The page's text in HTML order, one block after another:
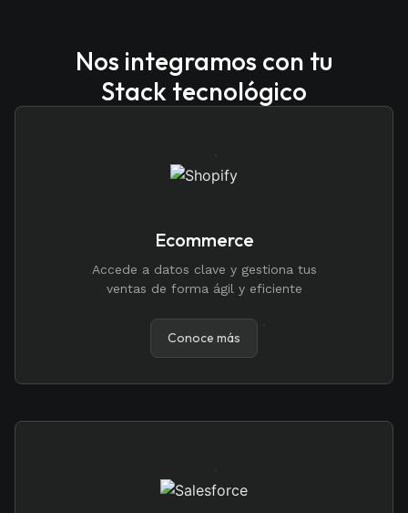
Nos integramos con tu
Stack tecnológico
Ecommerce
Accede a datos clave y gestiona tus
ventas de forma ágil y eficiente
Conoce más